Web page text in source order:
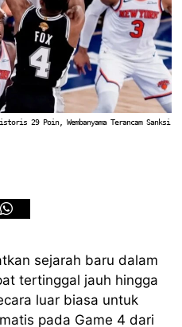
29 Poin, Wembanyama Terancam Sanksi
sejarah baru dalam
tertinggal jauh hingga
luar biasa untuk
pada Game 4 dari